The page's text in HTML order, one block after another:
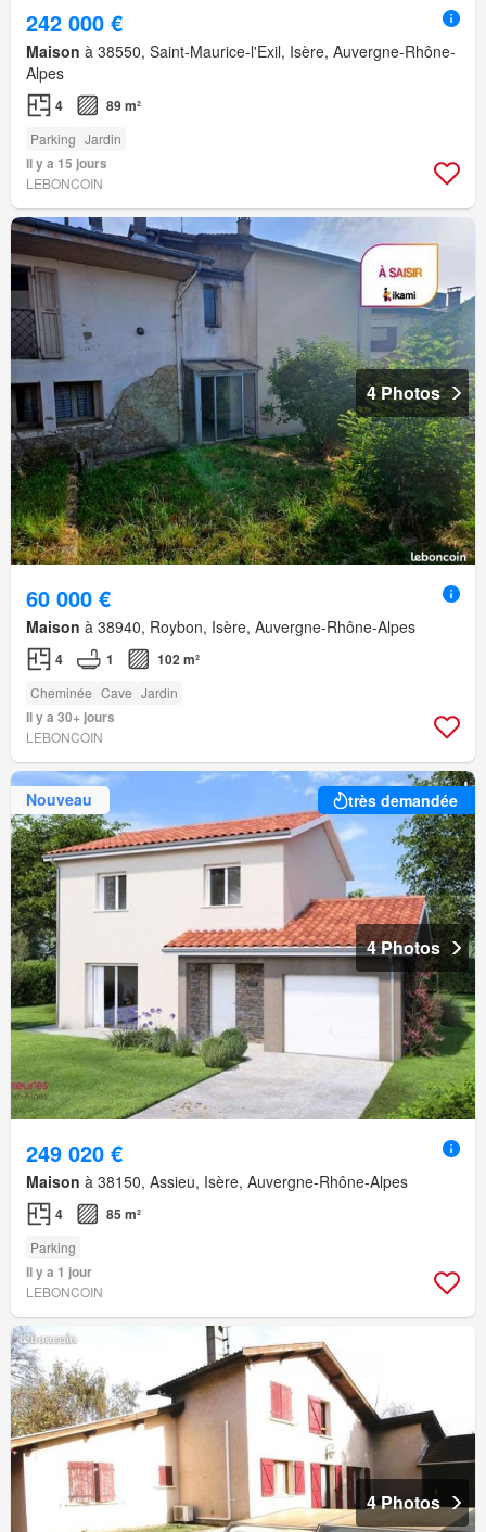
242 000 €
Maison à 38550, Saint-Maurice-l'Exil, Isère, Auvergne-Rhône-
Alpes
4 89 m²
Parking Jardin
Il y a 15 jours
LEBONCOIN
4 Photos
60 000 €
Maison à 38940, Roybon, Isère, Auvergne-Rhône-Alpes
4 1 102 m²
Cheminée Cave Jardin
Il y a 30+ jours
LEBONCOIN
Nouveau très demandée
4 Photos
249 020 €
Maison à 38150, Assieu, Isère, Auvergne-Rhône-Alpes
4 85 m²
Parking
Il y a 1 jour
LEBONCOIN
4 Photos